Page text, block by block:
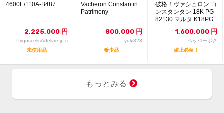
4600E/110A-B487
2,225,000 円
PygoscelisAdeliae.jp.s
未使用品
Vacheron Constantin
Patrimony
800,000 円
yuki323
希少品
破格！ヴァシュロン コ
ンスタンタン 18K PG
82130 マルタ K18PG
1,600,000 円
ペッパーポグ
値上必至！
もっとみる